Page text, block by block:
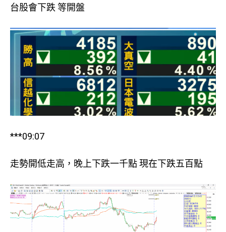
台股會下跌 等開盤
***09:07
走勢開低走高，晚上下跌一千點 現在下跌五百點